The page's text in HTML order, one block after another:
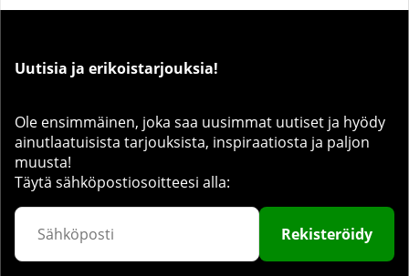
Uutisia ja erikoistarjouksia!
Ole ensimmäinen, joka saa uusimmat uutiset ja hyödy
ainutlaatuisista tarjouksista, inspiraatiosta ja paljon
muusta!
Täytä sähköpostiosoitteesi alla:
Rekisteröidy